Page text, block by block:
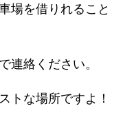
場を借りれること
連絡ください。
トな場所ですよ！